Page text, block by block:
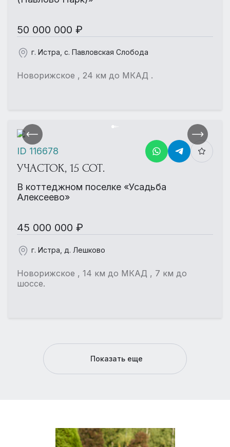
50 000 000 ₽
г. Истра, с. Павловская Слобода
Новорижское , 24 км до МКАД .
УЧАСТОК, 15 СОТ.
В коттеджном поселке «Усадьба
Алексеево»
45 000 000 ₽
г. Истра, д. Лешково
Новорижское , 14 км до МКАД , 7 км до
шоссе.
ID 116678
Показать еще